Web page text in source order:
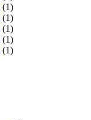
(1)
(1)
(1)
(1)
(1)